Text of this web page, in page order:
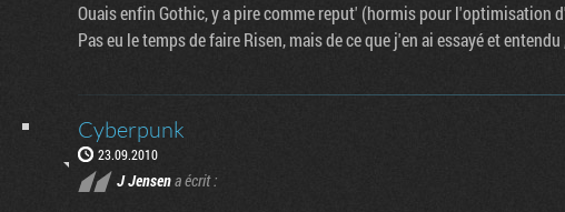
Ouais enfin Gothic, y a pire comme reput' (hormis pour l'optimisation
Pas eu le temps de faire Risen, mais de ce que j'en ai essayé et
Cyberpunk
23.09.2010
J Jensena écrit :